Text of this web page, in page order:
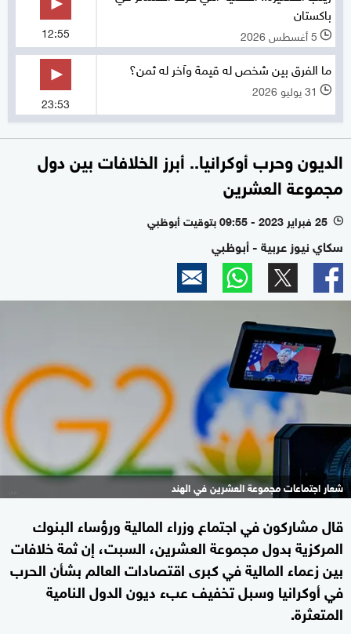
باكستان
l 5 أغسطس 2026 12:55
ما الفرق بين شخص له قيمة وآخر له ثمن؟
l 31 يوليو 2026
23:53
الديون وحرب أوكرانيا.. أبرز الخلافات بين دول
مجموعة العشرين
l 25 فبراير 2023 - 09:55 بتوقيت أبوظبي
سكاي نيوز عربية - أبوظبي
شعار اجتماعات مجموعة العشرين في الهند
قال مشاركون في اجتماع وزراء المالية ورؤساء البنوك
المركزية بدول مجموعة العشرين، السبت، إن ثمة خلافات
بين زعماء المالية في كبرى اقتصادات العالم بشأن الحرب
في أوكرانيا وسبل تخفيف عبء ديون الدول النامية
المتعثرة.